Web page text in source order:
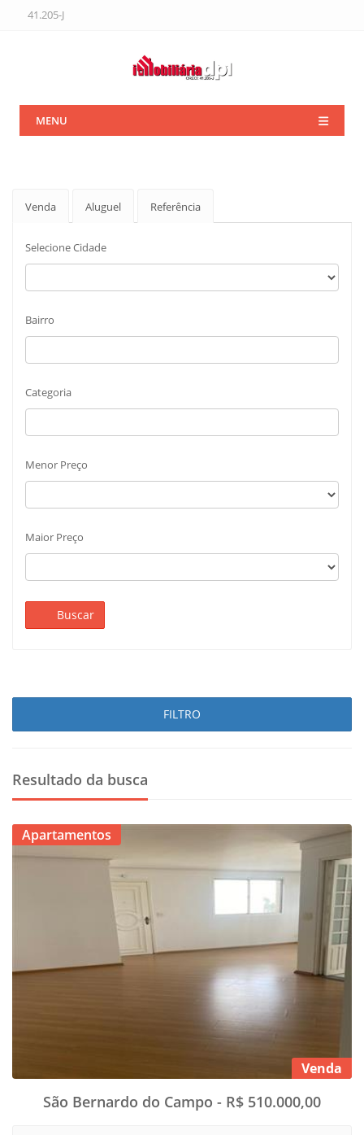
41.205-J
MENU
Venda Aluguel Referência
Selecione Cidade
Bairro
Categoria
Menor Preço
Maior Preço
Buscar
FILTRO
Resultado da busca
Apartamentos
Venda
São Bernardo do Campo - R$ 510.000,00